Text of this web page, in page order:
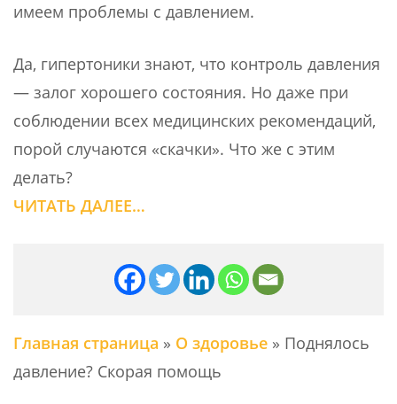
имеем проблемы с давлением.
Да, гипертоники знают, что контроль давления
— залог хорошего состояния. Но даже при
соблюдении всех медицинских рекомендаций,
порой случаются «скачки». Что же с этим
делать?
ЧИТАТЬ ДАЛЕЕ…
Главная страница » О здоровье » Поднялось
давление? Скорая помощь